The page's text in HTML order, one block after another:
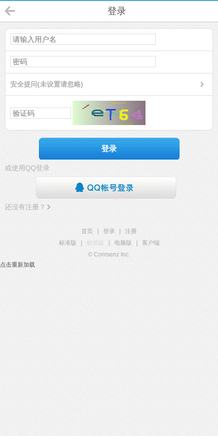
登录
安全提问(未设置请忽略)
登录
或使用QQ登录
还没有注册？
首页 登录
注册
标准版
触屏版 电脑版
客户端
© Comsenz Inc.
点击重新加载